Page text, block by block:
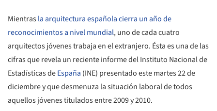
Mientrasla arquitectura española cierra un año de
reconocimientos a nivel mundial, uno de cada cuatro
arquitectos jóvenes trabaja en el extranjero. Ésta es una de las
cifras que revela un reciente informe del Instituto Nacional de
Estadísticas deEspaña (INE) presentado este martes 22 de
diciembre y que desmenuza la situación laboral de todos
aquellos jóvenes titulados entre 2009 y 2010.